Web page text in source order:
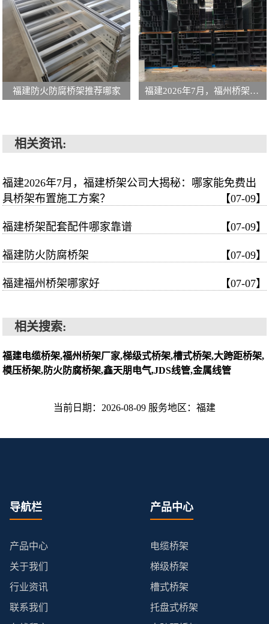
福建防火防腐桥架推荐哪家 福建2026年7月，福州桥架批发公司大揭秘，哪家价格便宜一看便知！
相关资讯:
福建2026年7月，福建桥架公司大揭秘：哪家能免费出
具桥架布置施工方案？
【07-09】
福建桥架配套配件哪家靠谱 【07-09】
福建防火防腐桥架 【07-09】
福建福州桥架哪家好 【07-07】
相关搜索:
福建电缆桥架,福州桥架厂家,梯级式桥架,槽式桥架,大跨距桥架,
模压桥架,防火防腐桥架,鑫天朋电气,JDS线管,金属线管
当前日期：2026-08-09 服务地区：福建
导航栏
产品中心
关于我们
行业资讯
联系我们
产品中心
电缆桥架
梯级桥架
槽式桥架
托盘式桥架